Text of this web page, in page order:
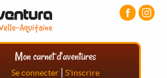
Mon carnet d'aventures
Se connecter | S'inscrire